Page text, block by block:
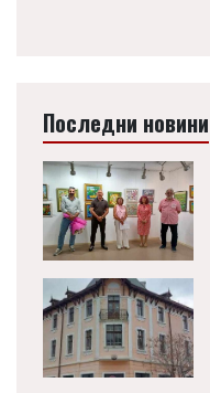
Последни новини